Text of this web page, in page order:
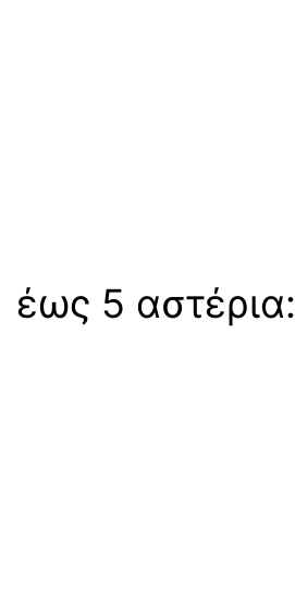
έως 5 αστέρια: